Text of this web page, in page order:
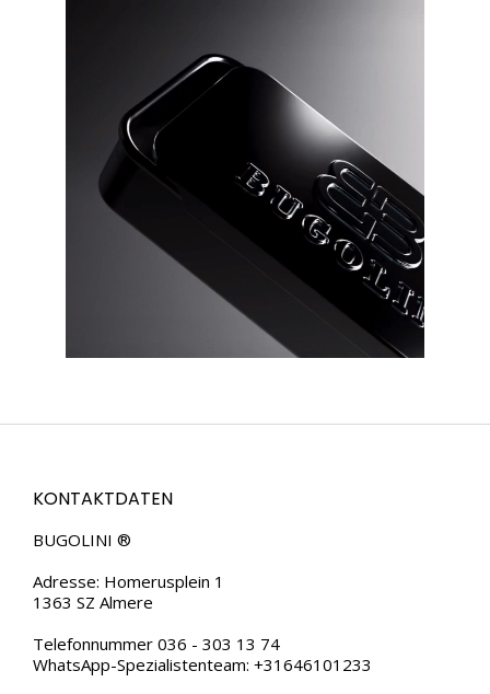
KONTAKTDATEN
BUGOLINI ®
Adresse: Homerusplein 1
1363 SZ Almere
Telefonnummer 036 - 303 13 74
WhatsApp-Spezialistenteam: +31646101233